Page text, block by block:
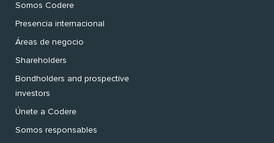
Somos Codere
Presencia internacional
Áreas de negocio
Shareholders
Bondholders and prospective
investors
Únete a Codere
Somos responsables